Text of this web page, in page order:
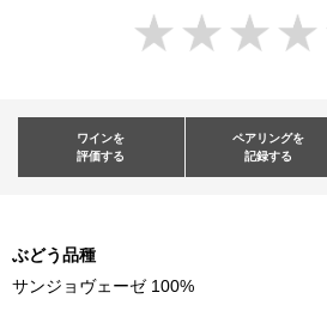
ワインを
評価する
ペアリングを
記録する
ぶどう品種
サンジョヴェーゼ 100%